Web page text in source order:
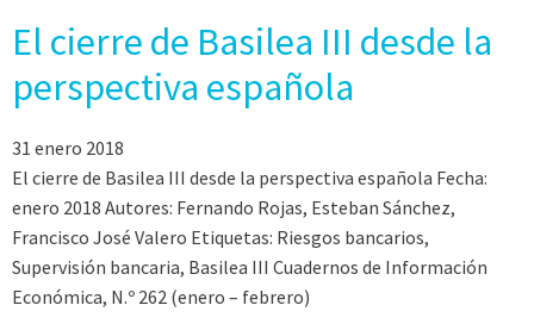
El cierre de Basilea III desde la
perspectiva española
31 enero 2018
El cierre de Basilea III desde la perspectiva española Fecha:
enero 2018 Autores: Fernando Rojas, Esteban Sánchez,
Francisco José Valero Etiquetas: Riesgos bancarios,
Supervisión bancaria, Basilea III Cuadernos de Información
Económica, N.º 262 (enero – febrero)